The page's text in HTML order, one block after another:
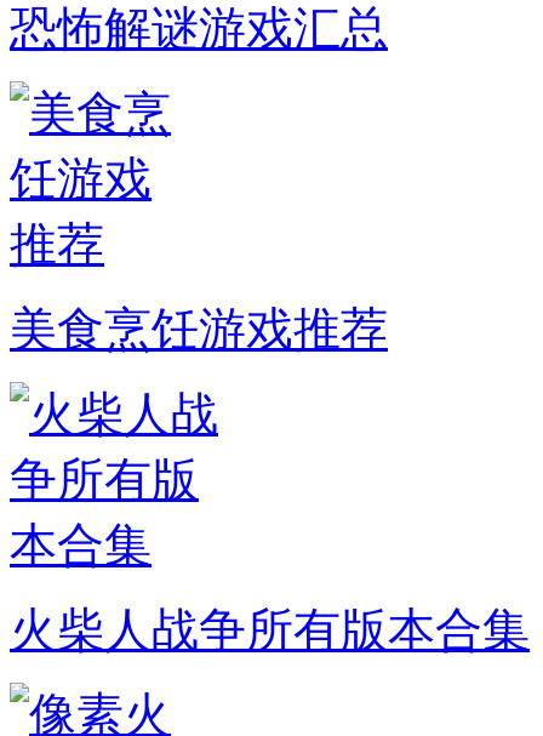
恐怖解谜游戏汇总
美食烹饪游戏推荐
火柴人战争所有版本合集